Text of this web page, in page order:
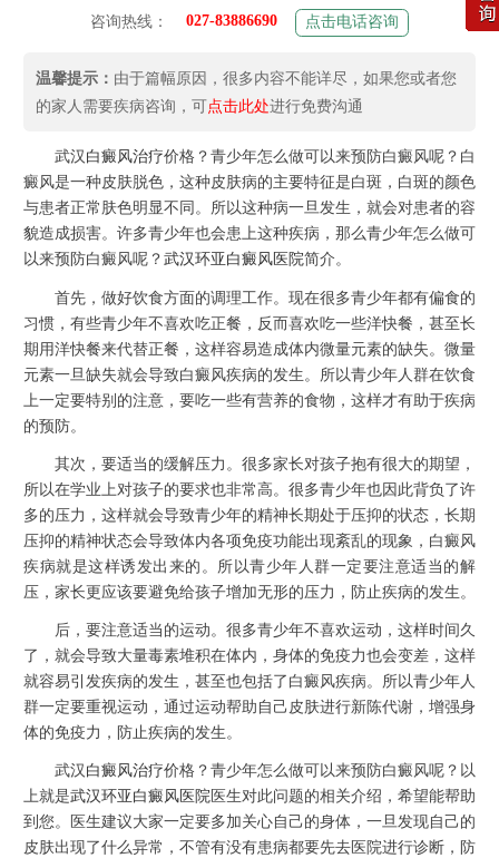
咨询热线： 027-83886690 点击电话咨询
温馨提示： 由于篇幅原因，很多内容不能详尽，如果您或者您
的家人需要疾病咨询，可点击此处进行免费沟通
武汉 白癜风治疗价格？青少年怎么做可以来预防白癜风呢？白
癜风是一种皮肤脱色，这种皮肤病的主要特征是白斑，白斑的颜色
与患者正常肤色明显不同。所以这种病一旦发生，就会对患者的容
貌造成损害。许多青少年也会患上这种疾病，那么青少年怎么做可
以来预防白癜风呢？ 武汉环亚白癜风医院简介。
首先，做好饮食方面的调理工作。现在很多青少年都有偏食的
习惯，有些青少年不喜欢吃正餐，反而喜欢吃一些洋快餐，甚至长
期用洋快餐来代替正餐，这样容易造成体内微量元素的缺失。微量
元素一旦缺失就会导致白癜风疾病的发生。所以青少年人群在饮食
上一定要特别的注意，要吃一些有营养的食物，这样才有助于疾病
的预防。
其次，要适当的缓解压力。很多家长对孩子抱有很大的期望，
所以在学业上对孩子的要求也非常高。很多青少年也因此背负了许
多的压力，这样就会导致青少年的精神长期处于压抑的状态，长期
压抑的精神状态会导致体内各项免疫功能出现紊乱的现象，白癜风
疾病就是这样诱发出来的。所以青少年人群一定要注意适当的解
压，家长更应该要避免给孩子增加无形的压力，防止疾病的发生。
后，要注意适当的运动。很多青少年不喜欢运动，这样时间久
了，就会导致大量毒素堆积在体内，身体的免疫力也会变差，这样
就容易引发疾病的发生，甚至也包括了白癜风疾病。所以青少年人
群一定要重视运动，通过运动帮助自己皮肤进行新陈代谢，增强身
体的免疫力，防止疾病的发生。
武汉 白癜风治疗价格？青少年怎么做可以来预防白癜风呢？以
上就是武汉环亚白癜风医院 医生对此问题的相关介绍，希望能帮助
到您。医生建议大家一定要多加关心自己的身体，一旦发现自己的
皮肤出现了什么异常，不管有没有患病都要先去医院进行诊断，防